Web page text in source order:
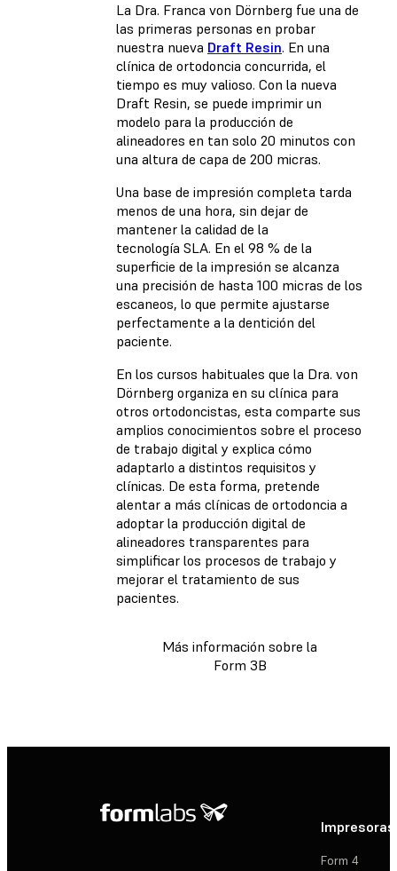
La Dra. Franca von Dörnberg fue una de
las primeras personas en probar
nuestra nueva Draft Resin. En una
clínica de ortodoncia concurrida, el
tiempo es muy valioso. Con la nueva
Draft Resin, se puede imprimir un
modelo para la producción de
alineadores en tan solo 20 minutos con
una altura de capa de 200 micras.
Una base de impresión completa tarda
menos de una hora, sin dejar de
mantener la calidad de la
tecnología SLA. En el 98 % de la
superficie de la impresión se alcanza
una precisión de hasta 100 micras de los
escaneos, lo que permite ajustarse
perfectamente a la dentición del
paciente.
En los cursos habituales que la Dra. von
Dörnberg organiza en su clínica para
otros ortodoncistas, esta comparte sus
amplios conocimientos sobre el proceso
de trabajo digital y explica cómo
adaptarlo a distintos requisitos y
clínicas. De esta forma, pretende
alentar a más clínicas de ortodoncia a
adoptar la producción digital de
alineadores transparentes para
simplificar los procesos de trabajo y
mejorar el tratamiento de sus
pacientes.
Más información sobre la
Form 3B
Impresoras
Form 4